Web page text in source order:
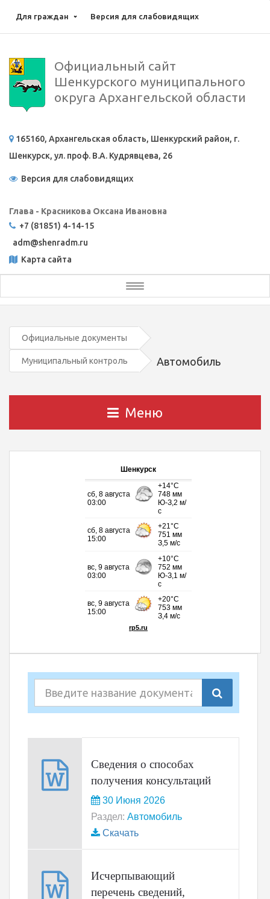
Для граждан Версия для слабовидящих
Официальный сайт
Шенкурского муниципального
округа Архангельской области
165160, Архангельская область, Шенкурский район, г.
Шенкурск, ул. проф. В.А. Кудрявцева, 26
Версия для слабовидящих
Глава - Красникова Оксана Ивановна
+7 (81851) 4-14-15
adm@shenradm.ru
Карта сайта
Toggle
navigation
Официальные документы
Муниципальный контроль Автомобиль
Меню
Шенкурск
Сведения о способах
получения консультаций
30 Июня 2026
Раздел: Автомобиль
Скачать
Исчерпывающий
перечень сведений,